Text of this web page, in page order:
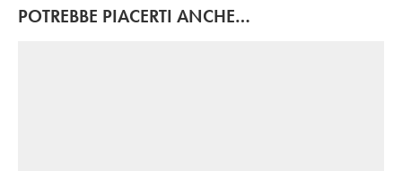
POTREBBE PIACERTI ANCHE…